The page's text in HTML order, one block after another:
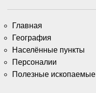
Главная
География
Населённые пункты
Персоналии
Полезные ископаемые